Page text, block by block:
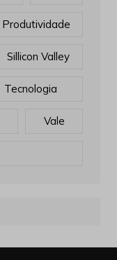
Produtividade
Sillicon Valley
Tecnologia
Vale